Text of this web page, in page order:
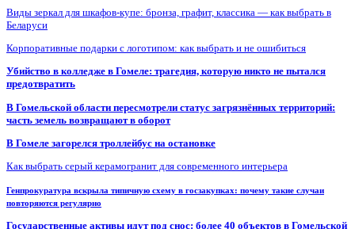
Виды зеркал для шкафов-купе: бронза, графит, классика — как выбрать в
Беларуси
Корпоративные подарки с логотипом: как выбрать и не ошибиться
Убийство в колледже в Гомеле: трагедия, которую никто не пытался
предотвратить
В Гомельской области пересмотрели статус загрязнённых территорий:
часть земель возвращают в оборот
В Гомеле загорелся троллейбус на остановке
Как выбрать серый керамогранит для современного интерьера
Генпрокуратура вскрыла типичную схему в госзакупках: почему такие случаи
повторяются регулярно
Государственные активы идут под снос: более 40 объектов в Гомельской